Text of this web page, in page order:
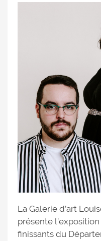
La Galerie d’art
présente
finissants du